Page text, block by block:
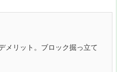
メリット。ブロック掘っ立て